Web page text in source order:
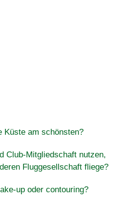
Küste am schönsten?
Club-Mitgliedschaft nutzen,
Fluggesellschaft fliege?
up oder contouring?